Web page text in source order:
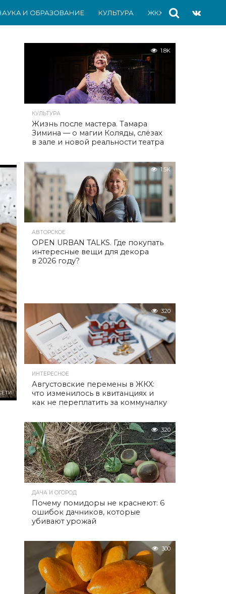
И ОБРАЗОВАНИЕ КУЛЬТУРА ЖКХ СПОРТ
1.8K
КУЛЬТУРА
Жизнь после мастера. Тамара
Зимина — о магии Коляды, слёзах
в зале и новой реальности театра
1.5K
АВТОРСКОЕ
OPEN URBAN TALKS. Где покупать
интересные вещи для декора
в 2026 году?
320
ИНТЕРЕСНОЕ
Августовские перемены в ЖКХ:
что изменилось в квитанциях и
как не переплатить за коммуналку
320
ДАЧА И ОГОРОД
Почему помидоры не краснеют: 6
ошибок дачников, которые
убивают урожай
300